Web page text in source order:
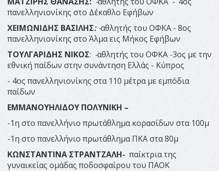
πανελληνιονίκης στο Δέκαθλο Εφήβων
ΧΕΙΜΩΝΙΔΗΣ ΒΑΣΙΛΗΣ:-αθλητής του ΟΦΚΑ - 8ος
πανελληνιονίκης στο Άλμα εις Μήκος Εφήβων
ΤΟΥΛΓΑΡΙΔΗΣ ΝΙΚΟΣ: -αθλητής του ΟΦΚΑ -3ος με την
εθνική παίδων στην συνάντηση Ελλάς - Κύπρος
- 4ος πανελληνιονίκης στα 110 μέτρα με εμπόδια
παίδων
ΕΜΜΑΝΟΥΗΛΙΔΟΥ ΠΟΛΥΝΙΚΗ –
-1η στο πανελλήνιο πρωτάθλημα κορασίδων στα 100μ
-1η στο πανελλήνιο πρωτάθλημα ΠΚΑ στα 80μ
ΚΩΝΣΤΑΝΤΙΝΑ ΣΤΡΑΝΤΖΑΛΗ-παίκτρια της
γυναικείας ομάδας ποδοσφαίρου του ΠΑΟΚ